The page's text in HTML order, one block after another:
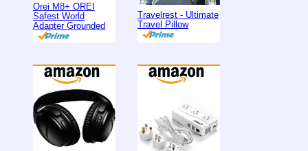
Orei M8+ OREI
Safest World
Adapter Grounded
Travelrest - Ultimate
Travel Pillow